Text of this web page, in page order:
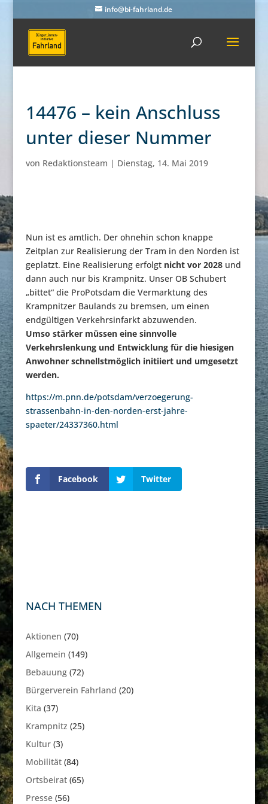
info@bi-fahrland.de
14476 – kein Anschluss
unter dieser Nummer
von Redaktionsteam | Dienstag, 14. Mai 2019
Nun ist es amtlich. Der ohnehin schon knappe
Zeitplan zur Realisierung der Tram in den Norden ist
geplatzt. Eine Realisierung erfolgt nicht vor 2028und
dann auch nur bis Krampnitz. Unser OB Schubert
„bittet“ die ProPotsdam die Vermarktung des
Krampnitzer Baulands zu bremsen, um einen
endgültigen Verkehrsinfarkt abzuwenden.
Umso stärker müssen eine sinnvolle
Verkehrslenkung und Entwicklung für die hiesigen
Anwohner schnellstmöglich initiiert und umgesetzt
werden.
https://m.pnn.de/potsdam/verzoegerung-
strassenbahn-in-den-norden-erst-jahre-
spaeter/24337360.html
Facebook Twitter
NACH THEMEN
Aktionen (70)
Allgemein (149)
Bebauung(72)
Bürgerverein Fahrland (20)
Kita (37)
Krampnitz (25)
Kultur(3)
Mobilität(84)
Ortsbeirat(65)
Presse(56)